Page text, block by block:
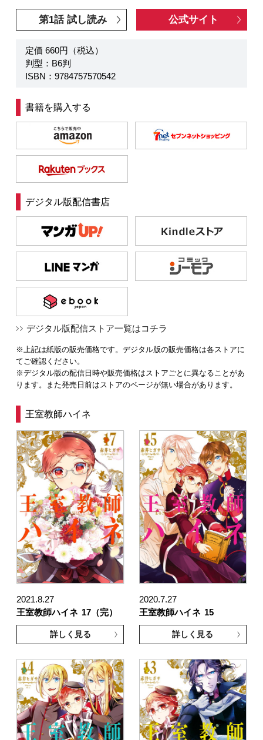
第1話 試し読み 公式サイト
定価 660円（税込）
判型：B6判
ISBN：9784757570542
書籍を購入する
デジタル版配信書店
デジタル版配信ストア一覧はコチラ
※上記は紙版の販売価格です。デジタル版の販売価格は各ストアに
てご確認ください。
※デジタル版の配信日時や販売価格はストアごとに異なることがあ
ります。また発売日前はストアのページが無い場合があります。
王室教師ハイネ
2021.8.27
王室教師ハイネ 17（完）
詳しく見る
2020.7.27
王室教師ハイネ 15
詳しく見る